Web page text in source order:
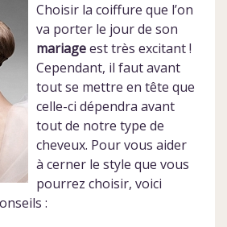
Choisir la coiffure que l’on
va porter le jour de son
mariageest très excitant !
Cependant, il faut avant
tout se mettre en tête que
celle-ci dépendra avant
tout de notre type de
cheveux. Pour vous aider
à cerner le style que vous
pourrez choisir, voici
: